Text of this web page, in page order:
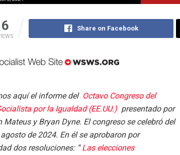
6 Share on Facebook
aquí el informe del Octavo Congreso del
por la Igualdad (EE.UU.) presentado por
Mateus y Bryan Dyne. El congreso se celebró del
de 2024. En él se aprobaron por
dos resoluciones: “Las elecciones